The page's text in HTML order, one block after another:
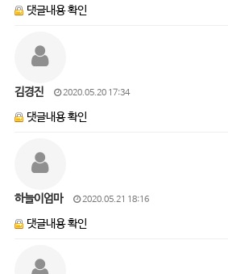
댓글내용 확인
김경진 2020.05.20 17:34
댓글내용 확인
하늘이엄마 2020.05.21 18:16
댓글내용 확인